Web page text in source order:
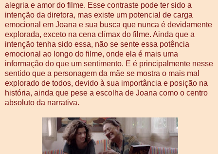
alegria e amor do filme. Esse contraste pode ter sido a
intenção da diretora, mas existe um potencial de carga
emocional em Joana e sua busca que nunca é devidamente
explorada, exceto na cena clímax do filme. Ainda que a
intenção tenha sido essa, não se sente essa potência
emocional ao longo do filme, onde ela é mais uma
informação do que um sentimento. E é principalmente nesse
sentido que a personagem da mãe se mostra o mais mal
explorado de todos, devido à sua importância e posição na
história, ainda que pese a escolha de Joana como o centro
absoluto da narrativa.